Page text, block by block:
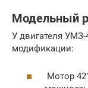
Модельный
У двигателя
модификации:
Мотор